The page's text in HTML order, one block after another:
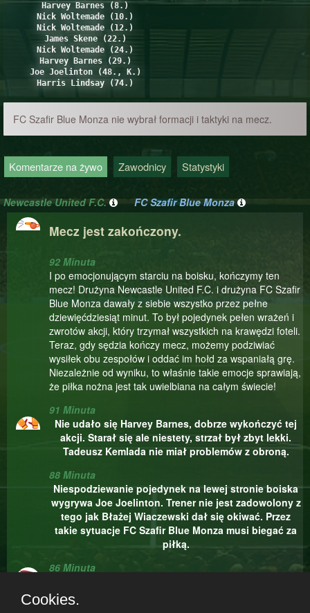
Harvey Barnes (8.)
Nick Woltemade (10.)
Nick Woltemade (12.)
James Skene (22.)
Nick Woltemade (24.)
Harvey Barnes (29.)
Joe Joelinton (48., K.)
Harris Lindsay (74.)
FC Szafir Blue Monza nie wybrał formacji i taktyki na mecz.
Komentarze na żywo Zawodnicy Statystyki
Newcastle United F.C. FC Szafir Blue Monza
Mecz jest zakończony.
92 Minuta
I po emocjonującym starciu na boisku, kończymy ten
mecz! Drużyna Newcastle United F.C. i drużyna FC Szafir
Blue Monza dawały z siebie wszystko przez pełne
dziewięćdziesiąt minut. To był pojedynek pełen wrażeń i
zwrotów akcji, który trzymał wszystkich na krawędzi foteli.
Teraz, gdy sędzia kończy mecz, możemy podziwiać
wysiłek obu zespołów i oddać im hołd za wspaniałą grę.
Niezależnie od wyniku, to właśnie takie emocje sprawiają,
że piłka nożna jest tak uwielbiana na całym świecie!
91 Minuta
Nie udało się Harvey Barnes, dobrze wykończyć tej
akcji. Starał się ale niestety, strzał był zbyt lekki.
Tadeusz Kemlada nie miał problemów z obroną.
88 Minuta
Niespodziewanie pojedynek na lewej stronie boiska
wygrywa Joe Joelinton. Trener nie jest zadowolony z
tego jak Błażej Wiaczewski dał się okiwać. Przez
takie sytuacje FC Szafir Blue Monza musi biegać za
piłką.
86 Minuta
Cookies.